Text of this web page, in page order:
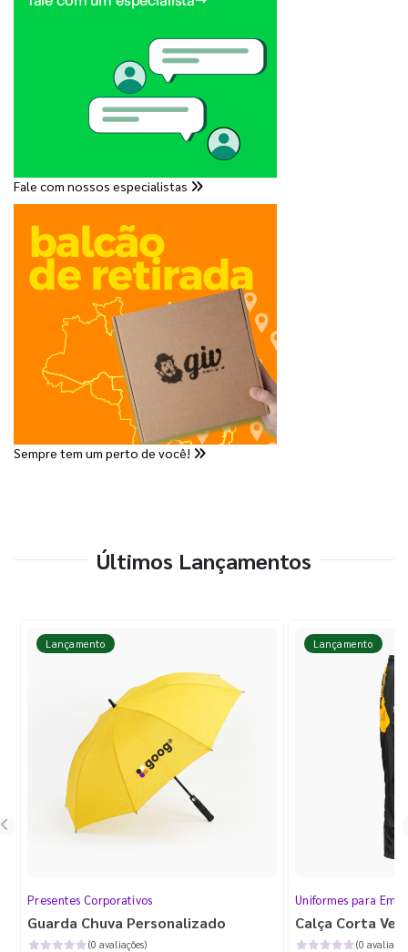
Fale com nossos especialistas
Sempre tem um perto de você!
Últimos Lançamentos
Lançamento
Presentes Corporativos
Guarda Chuva Personalizado
(0 avaliações)
Lançamento
Uniformes para
Calça Corta
(0